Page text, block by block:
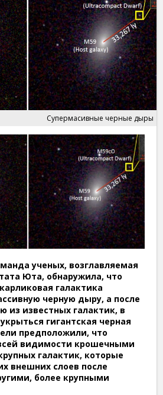
Супермасивные черные дыры
ученых, возглавляемая
Юта, обнаружила, что
галактика
черную дыру, а после
из известных галактик, в
гигантская черная
предположили, что
видимости крошечными
галактик, которые
внешних слоев после
более крупными